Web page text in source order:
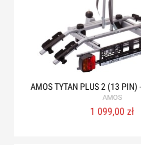
AMOS TYTAN PLUS 2 (13 PIN)
AMOS
1 099,00 zł